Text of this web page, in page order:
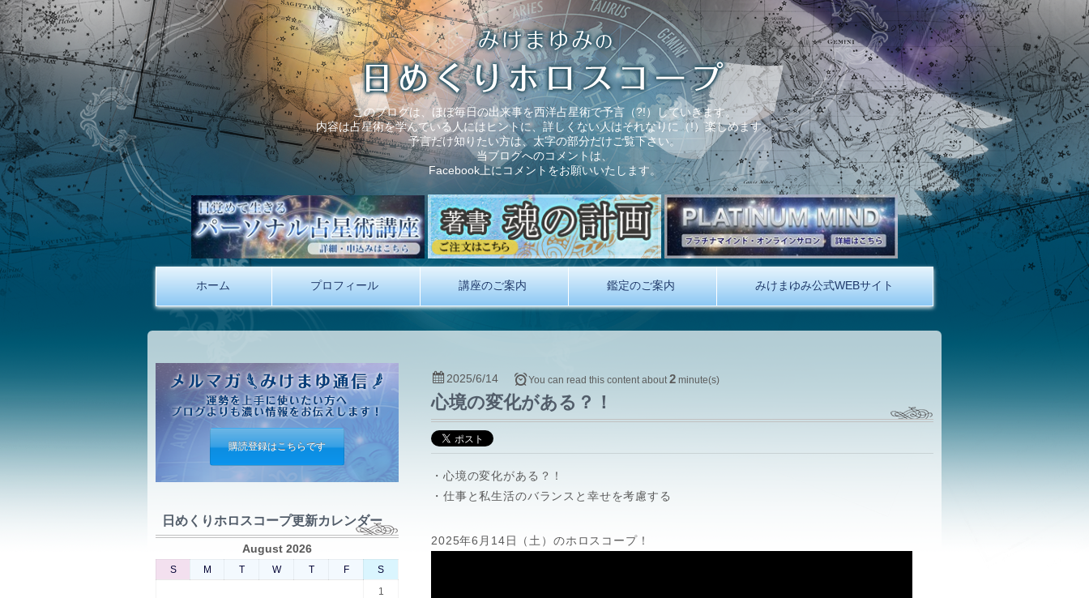
このブログは、ほぼ毎日の出来事を西洋占星術で予言（?!）していきます。
内容は占星術を学んでいる人にはヒントに、詳しくない人はそれなりに（!）楽しめます。
予言だけ知りたい方は、太字の部分だけご覧下さい。
当ブログへのコメントは、
Facebook上にコメントをお願いいたします。
ホーム プロフィール 講座のご案内 鑑定のご案内 みけまゆみ公式WEBサイト
心境の変化がある？！
2025/6/14 You can read this content about2 minute(s)
・心境の変化がある？！
・仕事と私生活のバランスと幸せを考慮する
2025年6月14日（土）のホロスコープ！
購読登録はこちらです
日めくりホロスコープ更新カレンダー
August 2026
S M T W T F
S
1